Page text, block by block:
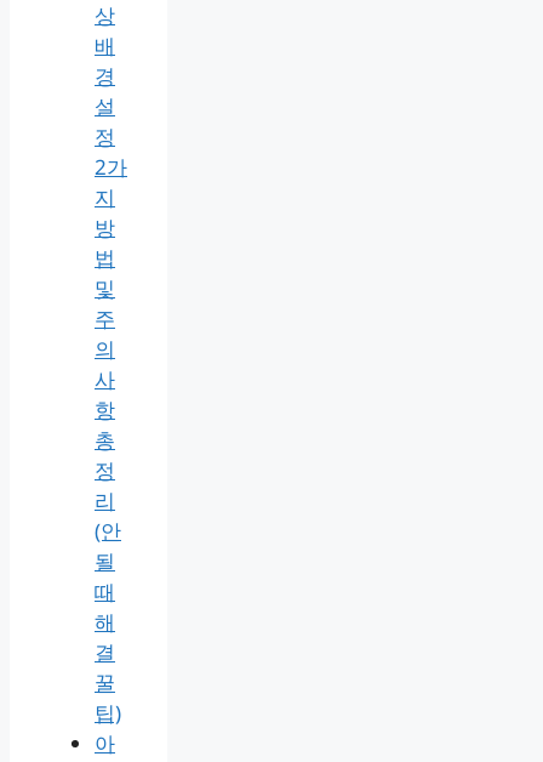
상
배
경
설
정
2가
지
방
법
및
주
의
사
항
총
정
리
(안
될
때
해
결
꿀
팁)
아